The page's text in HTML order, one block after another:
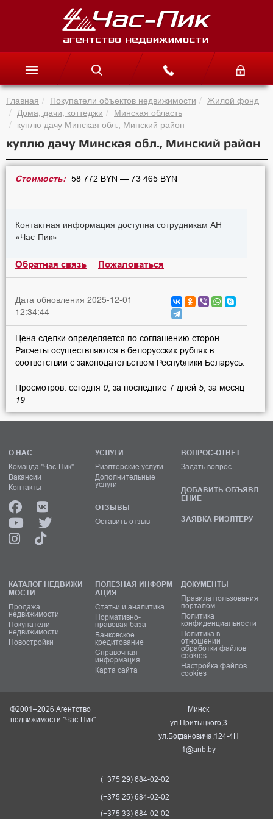
Главная Покупатели объектов недвижимости
Жилой фонд
Дома, дачи, коттеджи
Минская область
куплю дачу Минская обл., Минский район
куплю дачу Минская обл., Минский район
Стоимость: 58 772 BYN — 73 465 BYN
Контактная информация доступна сотрудникам АН
«Час-Пик»
Обратная связь Пожаловаться
Дата обновления 2025-12-01
12:34:44
Цена сделки определяется по соглашению сторон.
Расчеты осуществляются в белорусских рублях в
соответствии с законодательством Республики Беларусь.
Просмотров: сегодня 0 , за последние 7 дней 5 , за месяц
19
О НАС
Команда "Час-Пик"
Вакансии
Контакты
УСЛУГИ
Риэлтерские услуги
Дополнительные
услуги
ОТЗЫВЫ
Оставить отзыв
ВОПРОС-ОТВЕТ
Задать вопрос
ДОБАВИТЬ ОБЪЯВЛ
ЕНИЕ
ЗАЯВКА РИЭЛТЕРУ
КАТАЛОГ НЕДВИЖИ
МОСТИ
Продажа
недвижимости
Покупатели
недвижимости
Новостройки
ПОЛЕЗНАЯ ИНФОРМ
АЦИЯ
Статьи и аналитика
Нормативно-
правовая база
Банковское
кредитование
Справочная
информация
Карта сайта
ДОКУМЕНТЫ
Правила пользования
порталом
Политика
конфиденциальности
Политика в
отношении
обработки файлов
cookies
Настройка файлов
cookies
©2001–2026 Агентство
недвижимости "Час-Пик"
Минск
ул.Притыцкого,3
ул.Богдановича,124-4Н
1@anb.by
(+375 29) 684-02-02
(+375 25) 684-02-02
(+375 33) 684-02-02